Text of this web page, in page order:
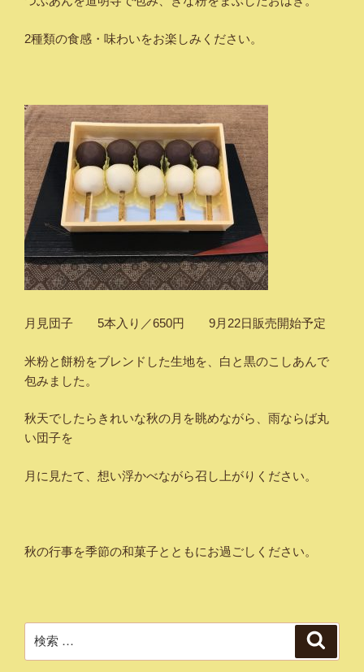
2種類の食感・味わいをお楽しみください。
月見団子 5本入り／650円 9月22日販売開始予定
米粉と餅粉をブレンドした生地を、白と黒のこしあんで
包みました。
秋天でしたらきれいな秋の月を眺めながら、雨ならば丸
い団子を
月に見たて、想い浮かべながら召し上がりください。
秋の行事を季節の和菓子とともにお過ごしください。
検
索: